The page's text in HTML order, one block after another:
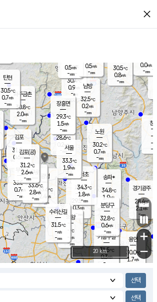
close
양주
30.4℃
0.9
-mm
과천
29.5℃
0.3m/s
- mm
용인
30.0℃
1.7m/s
경기광주
28.4℃
2.1m/s
-mm
파주금촌
30.8℃
2.0m/s
-mm
30.5℃
0.8m/s
-mm
창
-
-m/
-
탄현
30.5℃
0.7m/s
-mm
0.0m/s
-mm
의왕
- ℃
-m/s
-mm
김포
31.2℃
0.6 m/s
mm
광명
33.6 ℃
2.4 m/s
-mm
부천
33.0℃
0.7m/s
-mm
구로
33.6℃
2.8m/s
-mm
은평
28.6℃
0.2 m/s
- mm
노원
30.2℃
0.7m/s
-mm
송파*
34.8℃
1.9m/s
-mm
서초
34.3℃
1.8m/s
-mm
남방
32.5℃
0.2m/s
-mm
기흥구갈
31.5℃
0.3m/s
-
수리산길
31.5℃
-m/s
-mm
분당구
32.8℃
0.6m/s
-mm
장흥면
29.3℃
1.5m/s
-mm
0.5m/s
-mm
김포(공)
31.2℃
2.6m/s
-mm
서울
33.3℃
1.9m/s
-mm
0.5m/s
-mm
+
−
20 km